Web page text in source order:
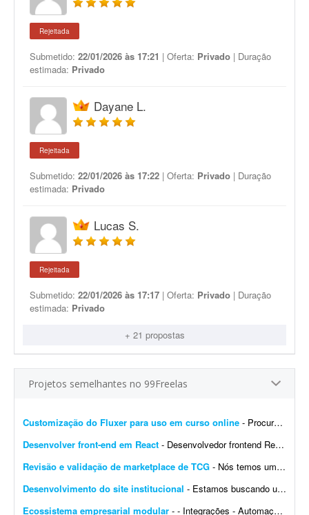
Rejeitada
Submetido: 22/01/2026 às 17:21 | Oferta: Privado | Duração
estimada: Privado
Dayane L.
Rejeitada
Submetido: 22/01/2026 às 17:22 | Oferta: Privado | Duração
estimada: Privado
Lucas S.
Rejeitada
Submetido: 22/01/2026 às 17:17 | Oferta: Privado | Duração
estimada: Privado
+ 21 propostas
Projetos semelhantes no 99Freelas
Customização do Fluxer para uso em curso online - Procuro desenvolvedor para fazer algumas customizações na API do Fluxer (fluxer.app) para uso em um curso online. A ideia é manter praticamente toda a estrutura atual da plata...
Desenvolver front-end em React - Desenvolvedor frontend React com Tailwind CSS. Experiência na integração de APIs REST e autenticação por token (AWS Cognito é diferencial). O design j&aacut...
Revisão e validação de marketplace de TCG - Nós temos um site de marketplace de TCG (trading card game) chamado Capital Collectibles e gostaria de um programador front-end e back-end para nos ajudar a revisar a estrutura e validar a p...
Desenvolvimento do site institucional - Estamos buscando um web designer/desenvolvedor para criar o novo site institucional da BonaFruta Sorvetes. Nossa principal referência de experiência, qualidade visual, navegaç&a...
Ecossistema empresarial modular - - Integrações - Automações - Configuração de servidor - Criação de ferramentas Exemplo de trabalho: Configuração de VPS, scrap...